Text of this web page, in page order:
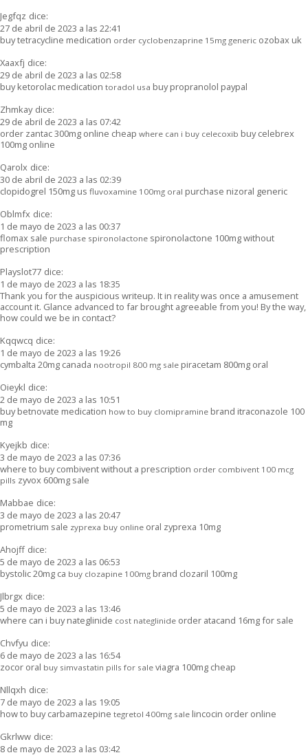
Jegfqz dice:
27 de abril de 2023 a las 22:41
buy tetracycline medication order cyclobenzaprine 15mg generic ozobax uk
Xaaxfj dice:
29 de abril de 2023 a las 02:58
buy ketorolac medication toradol usa buy propranolol paypal
Zhmkay dice:
29 de abril de 2023 a las 07:42
order zantac 300mg online cheap where can i buy celecoxib buy celebrex
100mg online
Qarolx dice:
30 de abril de 2023 a las 02:39
clopidogrel 150mg us fluvoxamine 100mg oral purchase nizoral generic
Oblmfx dice:
1 de mayo de 2023 a las 00:37
flomax sale purchase spironolactone spironolactone 100mg without
prescription
Playslot77 dice:
1 de mayo de 2023 a las 18:35
Thank you for the auspicious writeup. It in reality was once a amusement
account it. Glance advanced to far brought agreeable from you! By the way,
how could we be in contact?
Kqqwcq dice:
1 de mayo de 2023 a las 19:26
cymbalta 20mg canada nootropil 800 mg sale piracetam 800mg oral
Oieykl dice:
2 de mayo de 2023 a las 10:51
buy betnovate medication how to buy clomipramine brand itraconazole 100
mg
Kyejkb dice:
3 de mayo de 2023 a las 07:36
where to buy combivent without a prescription order combivent 100 mcg
pills zyvox 600mg sale
Mabbae dice:
3 de mayo de 2023 a las 20:47
prometrium sale zyprexa buy online oral zyprexa 10mg
Ahojff dice:
5 de mayo de 2023 a las 06:53
bystolic 20mg ca buy clozapine 100mg brand clozaril 100mg
Jlbrgx dice:
5 de mayo de 2023 a las 13:46
where can i buy nateglinide cost nateglinide order atacand 16mg for sale
Chvfyu dice:
6 de mayo de 2023 a las 16:54
zocor oral buy simvastatin pills for sale viagra 100mg cheap
Nllqxh dice:
7 de mayo de 2023 a las 19:05
how to buy carbamazepine tegretol 400mg sale lincocin order online
Gkrlww dice:
8 de mayo de 2023 a las 03:42